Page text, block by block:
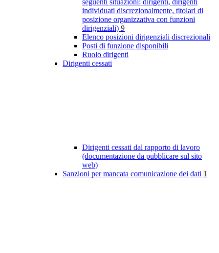
seguenti situazioni: dirigenti, dirigenti
individuati discrezionalmente, titolari di
posizione organizzativa con funzioni
dirigenziali) 9
Elenco posizioni dirigenziali discrezionali
Posti di funzione disponibili
Ruolo dirigenti
Dirigenti cessati
Dirigenti cessati dal rapporto di lavoro
(documentazione da pubblicare sul sito
web)
Sanzioni per mancata comunicazione dei dati 1